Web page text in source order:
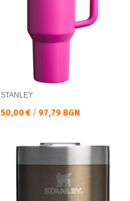
STANLEY
Текуща цена:
50,00 € / 97,79 BGN